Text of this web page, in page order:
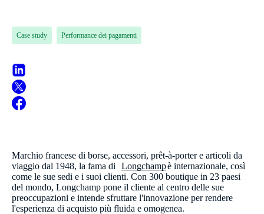
Case study Performance dei pagamenti
Marchio francese di borse, accessori, prêt-à-porter e articoli da
viaggio dal 1948, la fama di ​
Longchampè internazionale, così
come le sue sedi e i suoi clienti. Con 300 boutique in 23 paesi
del mondo, Longchamp pone il cliente al centro delle sue
preoccupazioni e intende sfruttare l'innovazione per rendere
l'esperienza di acquisto più fluida e omogenea.​